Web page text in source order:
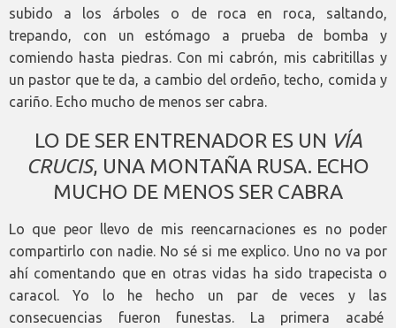
subido a los árboles o de roca en roca, saltando,
trepando, con un estómago a prueba de bomba y
comiendo hasta piedras. Con mi cabrón, mis cabritillas y
un pastor que te da, a cambio del ordeño, techo, comida y
cariño. Echo mucho de menos ser cabra.
LO DE SER ENTRENADOR ES UN VÍA
CRUCIS, UNA MONTAÑA RUSA. ECHO
MUCHO DE MENOS SER CABRA
Lo que peor llevo de mis reencarnaciones es no poder
compartirlo con nadie. No sé si me explico. Uno no va por
ahí comentando que en otras vidas ha sido trapecista o
caracol. Yo lo he hecho un par de veces y las
consecuencias fueron funestas. La primera acabé